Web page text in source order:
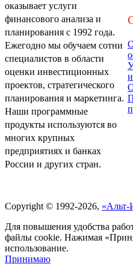
оказывает услуги
финансового анализа и
планирования с 1992 года.
Ежегодно мы обучаем сотни
специалистов в области
оценки инвестиционных
проектов, стратегического
планирования и маркетинга.
Наши программные
продукты используются во
многих крупных
предприятиях и банках
России и других стран.
Copyright © 1992-2026, «Альт-
Для повышения удобства
файлы cookie. Нажимая
использование.
Принимаю